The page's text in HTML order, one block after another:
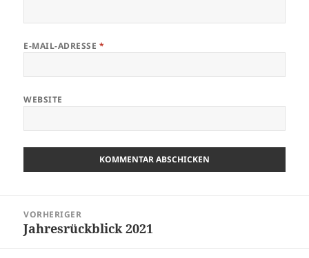
E-MAIL-ADRESSE *
WEBSITE
VORHERIGER
Vorheriger
Jahresrückblick 2021